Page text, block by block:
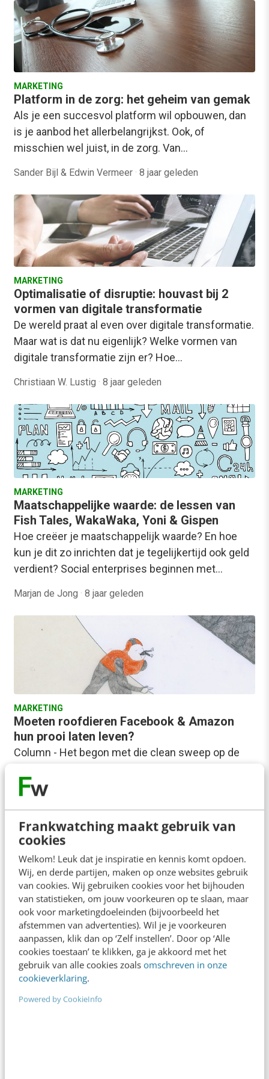
Frankwatching maakt gebruik van
cookies
Welkom! Leuk dat je inspiratie en kennis komt opdoen.
Wij, en derde partijen, maken op onze websites gebruik
van cookies. Wij gebruiken cookies voor het bijhouden
van statistieken, om jouw voorkeuren op te slaan, maar
ook voor marketingdoeleinden (bijvoorbeeld het
afstemmen van advertenties). Wil je je voorkeuren
aanpassen, klik dan op ‘Zelf instellen’. Door op ‘Alle
cookies toestaan’ te klikken, ga je akkoord met het
gebruik van alle cookies zoals omschreven in onze
cookieverklaring.
Powered by CookieInfo
MARKETING
Platform in de zorg: het geheim van gemak
Als je een succesvol platform wil opbouwen, dan
is je aanbod het allerbelangrijkst. Ook, of
misschien wel juist, in de zorg. Van…
Sander Bijl & Edwin Vermeer · 8 jaar geleden
MARKETING
Optimalisatie of disruptie: houvast bij 2
vormen van digitale transformatie
De wereld praat al even over digitale transformatie.
Maar wat is dat nu eigenlijk? Welke vormen van
digitale transformatie zijn er? Hoe…
Christiaan W. Lustig · 8 jaar geleden
MARKETING
Maatschappelijke waarde: de lessen van
Fish Tales, WakaWaka, Yoni & Gispen
Hoe creëer je maatschappelijk waarde? En hoe
kun je dit zo inrichten dat je tegelijkertijd ook geld
verdient? Social enterprises beginnen met…
Marjan de Jong · 8 jaar geleden
MARKETING
Moeten roofdieren Facebook & Amazon
hun prooi laten leven?
Column - Het begon met die clean sweep op de
tevreden en heel erg blij.…
Joost Steins Bisschop· 8 jaar geleden
MARKETING
6 tips voor radicale veranderingen in
markten die op slot zitten
Alles kan online, je kunt het zo gek niet bedenken
of we kunnen het (gelukkig!) online regelen, kopen,
vinden, afsluiten of onderzoeken.…